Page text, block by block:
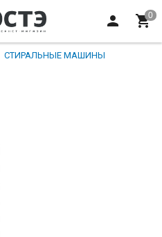
СТИРАЛЬНЫЕ МАШИНЫ